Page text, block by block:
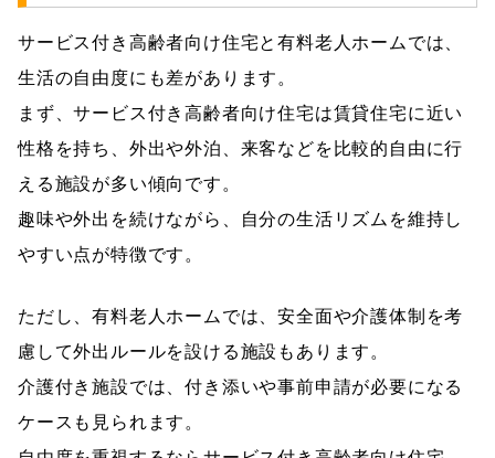
サービス付き高齢者向け住宅と有料老人ホームでは、
生活の自由度にも差があります。
まず、サービス付き高齢者向け住宅は賃貸住宅に近い
性格を持ち、外出や外泊、来客などを比較的自由に行
える施設が多い傾向です。
趣味や外出を続けながら、自分の生活リズムを維持し
やすい点が特徴です。
ただし、有料老人ホームでは、安全面や介護体制を考
慮して外出ルールを設ける施設もあります。
介護付き施設では、付き添いや事前申請が必要になる
ケースも見られます。